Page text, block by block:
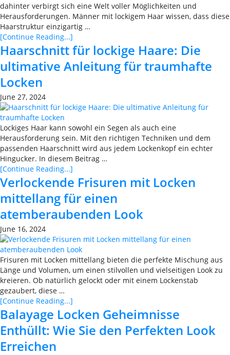
dahinter verbirgt sich eine Welt voller Möglichkeiten und
Herausforderungen. Männer mit lockigem Haar wissen, dass diese
Haarstruktur einzigartig …
[Continue Reading...]
Haarschnitt für lockige Haare: Die
ultimative Anleitung für traumhafte
Locken
June 27, 2024
Lockiges Haar kann sowohl ein Segen als auch eine
Herausforderung sein. Mit den richtigen Techniken und dem
passenden Haarschnitt wird aus jedem Lockenkopf ein echter
Hingucker. In diesem Beitrag …
[Continue Reading...]
Verlockende Frisuren mit Locken
mittellang für einen
atemberaubenden Look
June 16, 2024
Frisuren mit Locken mittellang bieten die perfekte Mischung aus
Länge und Volumen, um einen stilvollen und vielseitigen Look zu
kreieren. Ob natürlich gelockt oder mit einem Lockenstab
gezaubert, diese …
[Continue Reading...]
Balayage Locken Geheimnisse
Enthüllt: Wie Sie den Perfekten Look
Erreichen